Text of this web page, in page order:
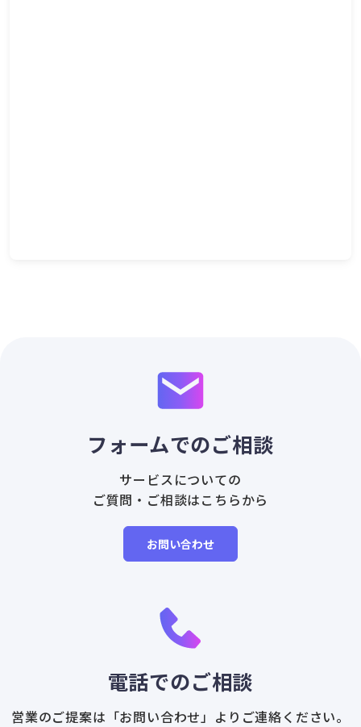
フォームでのご相談
サービスについての
ご質問・ご相談はこちらから
お問い合わせ
電話でのご相談
営業のご提案は「お問い合わせ」よりご連絡ください。